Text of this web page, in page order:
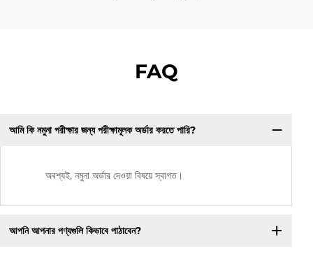
FAQ
আমি কি নমুনা পরীক্ষার জন্য পরীক্ষামূলক অর্ডার করতে পারি?
অবশ্যই, নমুনা অর্ডার দেওয়া বিষয়ে স্বাগত।
আপনি আপনার পণ্যগুলি কিভাবে পাঠাবেন?